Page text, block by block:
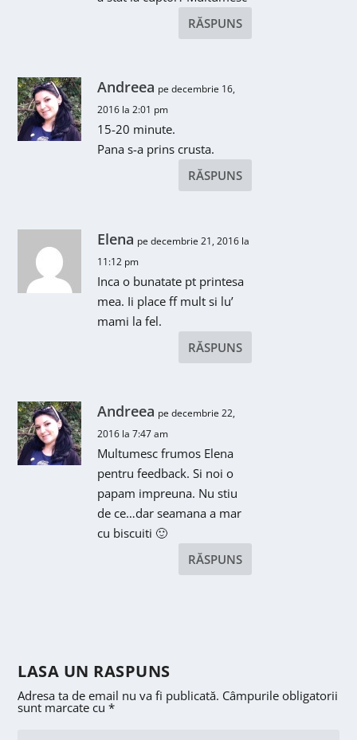
RĂSPUNS
Andreea pe decembrie 16,
2016 la 2:01 pm
15-20 minute.
Pana s-a prins crusta.
RĂSPUNS
Elena pe decembrie 21, 2016 la
11:12 pm
Inca o bunatate pt printesa
mea. Ii place ff mult si lu’
mami la fel.
RĂSPUNS
Andreea pe decembrie 22,
2016 la 7:47 am
Multumesc frumos Elena
pentru feedback. Si noi o
papam impreuna. Nu stiu
de ce…dar seamana a mar
cu biscuiti 🙂
RĂSPUNS
LASA UN RASPUNS
Adresa ta de email nu va fi publicată. Câmpurile obligatorii
sunt marcate cu*